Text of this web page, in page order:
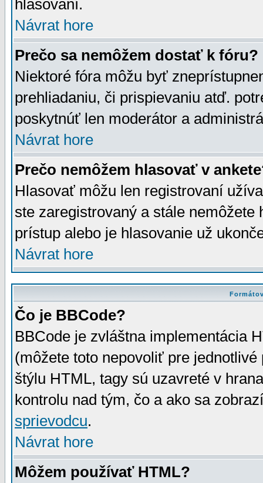
hlasovaní.
Návrat hore
Prečo sa nemôžem dostať k fóru?
Niektoré fóra môžu byť
prehliadaniu, či prispievaniu atď.
poskytnúť len moderátor a
Návrat hore
Prečo nemôžem hlasovať v
Hlasovať môžu len registrovaní
ste zaregistrovaný a stále
prístup alebo je hlasovanie už
Návrat hore
Čo je BBCode?
BBCode je zvláštna implementácia
(môžete toto nepovoliť pre
štýlu HTML, tagy sú uzavreté v
kontrolu nad tým, čo a ako sa
sprievodcu.
Návrat hore
Môžem používať HTML?